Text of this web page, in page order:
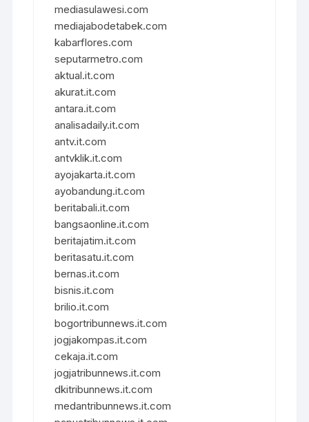
mediasulawesi.com
mediajabodetabek.com
kabarflores.com
seputarmetro.com
aktual.it.com
akurat.it.com
antara.it.com
analisadaily.it.com
antv.it.com
antvklik.it.com
ayojakarta.it.com
ayobandung.it.com
beritabali.it.com
bangsaonline.it.com
beritajatim.it.com
beritasatu.it.com
bernas.it.com
bisnis.it.com
brilio.it.com
bogortribunnews.it.com
jogjakompas.it.com
cekaja.it.com
jogjatribunnews.it.com
dkitribunnews.it.com
medantribunnews.it.com